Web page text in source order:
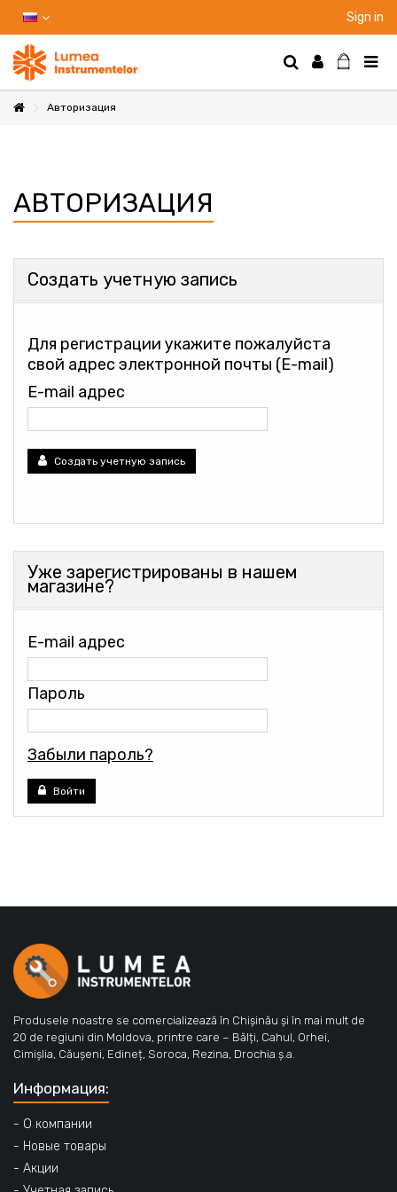
Sign in
Авторизация
АВТОРИЗАЦИЯ
Создать учетную запись
Для регистрации укажите пожалуйста
свой адрес электронной почты (E-mail)
E-mail адрес
Создать учетную запись
Уже зарегистрированы в нашем
магазине?
E-mail адрес
Пароль
Забыли пароль?
Войти
Produsele noastre se comercializează în Chișinău și în mai mult de
20 de regiuni din Moldova, printre care – Bălți, Cahul, Orhei,
Cimișlia, Căușeni, Edineț, Soroca, Rezina, Drochia ș.a.
Информация:
- О компании
- Новые товары
- Акции